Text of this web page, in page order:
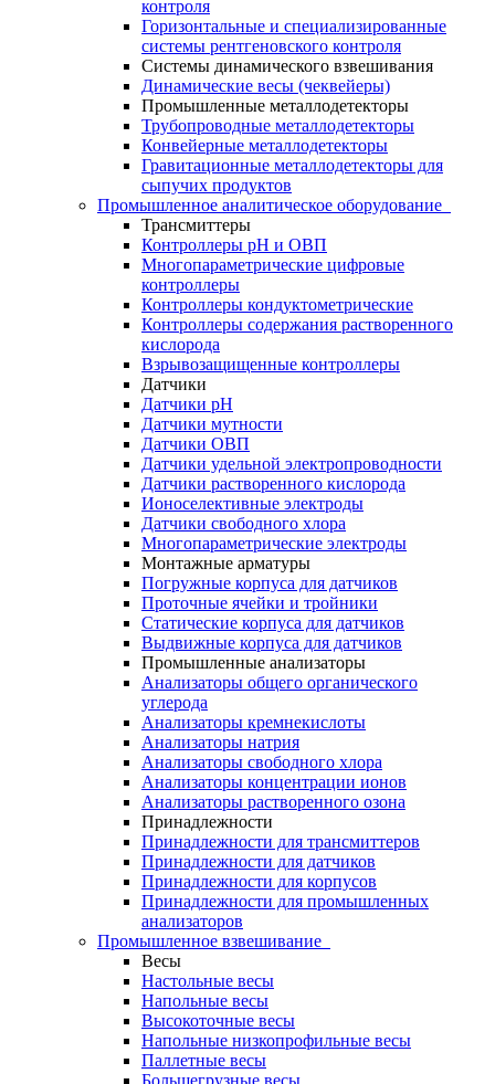
контроля
Горизонтальные и специализированные
системы рентгеновского контроля
Системы динамического взвешивания
Динамические весы (чеквейеры)
Промышленные металлодетекторы
Трубопроводные металлодетекторы
Конвейерные металлодетекторы
Гравитационные металлодетекторы для
сыпучих продуктов
Промышленное аналитическое оборудование
Трансмиттеры
Контроллеры рН и ОВП
Многопараметрические цифровые
контроллеры
Контроллеры кондуктометрические
Контроллеры содержания растворенного
кислорода
Взрывозащищенные контроллеры
Датчики
Датчики рН
Датчики мутности
Датчики ОВП
Датчики удельной электропроводности
Датчики растворенного кислорода
Ионоселективные электроды
Датчики свободного хлора
Многопараметрические электроды
Монтажные арматуры
Погружные корпуса для датчиков
Проточные ячейки и тройники
Статические корпуса для датчиков
Выдвижные корпуса для датчиков
Промышленные анализаторы
Анализаторы общего органического
углерода
Анализаторы кремнекислоты
Анализаторы натрия
Анализаторы свободного хлора
Анализаторы концентрации ионов
Анализаторы растворенного озона
Принадлежности
Принадлежности для трансмиттеров
Принадлежности для датчиков
Принадлежности для корпусов
Принадлежности для промышленных
анализаторов
Промышленное взвешивание
Весы
Настольные весы
Напольные весы
Высокоточные весы
Напольные низкопрофильные весы
Паллетные весы